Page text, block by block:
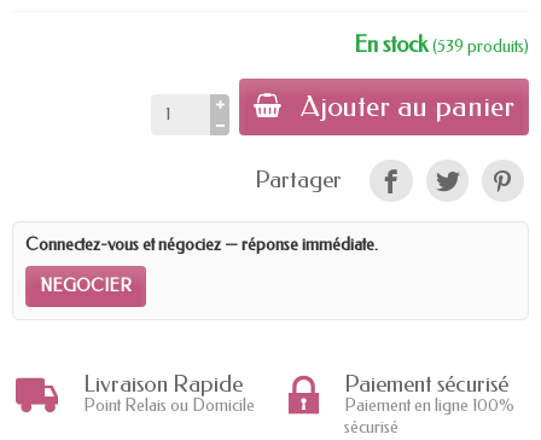
En stock(539 produits)
Ajouter au panier
Partager
Connectez-vous et négociez — réponse immédiate.
NEGOCIER
Livraison Rapide
Point Relais ou Domicile
Paiement sécurisé
Paiement en ligne 100%
sécurisé